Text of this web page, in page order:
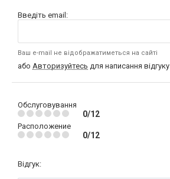
Введіть email:
Ваш e-mail не відображатиметься на сайті
або Авторизуйтесь для написання відгуку
Обслуговування
0/12
Расположение
0/12
Відгук: